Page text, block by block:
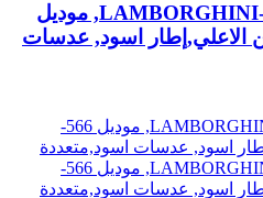
نظارة شمسية,ماركة LAMBORGHINI-Y20, موديل
من الاعلي,إطار اسود, عدسات